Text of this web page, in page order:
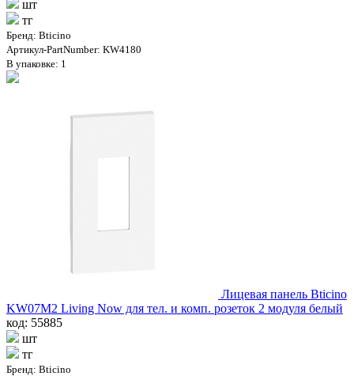
шт
тг
Бренд: Bticino
Артикул-PartNumber: KW4180
В упаковке: 1
Лицевая панель Bticino
KW07M2 Living Now для тел. и комп. розеток 2 модуля белый
код: 55885
шт
тг
Бренд: Bticino